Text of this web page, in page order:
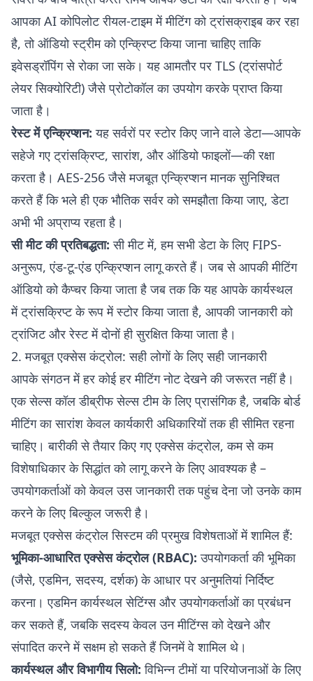
आपका AI कोपिलोट रीयल-टाइम में मीटिंग को ट्रांसक्राइब कर रहा
है, तो ऑडियो स्ट्रीम को एन्क्रिप्ट किया जाना चाहिए ताकि
इवेसड्रॉपिंग से रोका जा सके। यह आमतौर पर TLS (ट्रांसपोर्ट
लेयर सिक्योरिटी) जैसे प्रोटोकॉल का उपयोग करके प्राप्त किया
जाता है।
रेस्ट में एन्क्रिप्शन: यह सर्वरों पर स्टोर किए जाने वाले डेटा—आपके
सहेजे गए ट्रांसक्रिप्ट, सारांश, और ऑडियो फाइलों—की रक्षा
करता है। AES-256 जैसे मजबूत एन्क्रिप्शन मानक सुनिश्चित
करते हैं कि भले ही एक भौतिक सर्वर को समझौता किया जाए, डेटा
अभी भी अप्राप्य रहता है।
सी मीट की प्रतिबद्धता: सी मीट में, हम सभी डेटा के लिए FIPS-
अनुरूप, एंड-टू-एंड एन्क्रिप्शन लागू करते हैं। जब से आपकी मीटिंग
ऑडियो को कैप्चर किया जाता है जब तक कि यह आपके कार्यस्थल
में ट्रांसक्रिप्ट के रूप में स्टोर किया जाता है, आपकी जानकारी को
ट्रांजिट और रेस्ट में दोनों ही सुरक्षित किया जाता है।
2. मजबूत एक्सेस कंट्रोल: सही लोगों के लिए सही जानकारी
आपके संगठन में हर कोई हर मीटिंग नोट देखने की जरूरत नहीं है।
एक सेल्स कॉल डीब्रीफ सेल्स टीम के लिए प्रासंगिक है, जबकि बोर्ड
मीटिंग का सारांश केवल कार्यकारी अधिकारियों तक ही सीमित रहना
चाहिए। बारीकी से तैयार किए गए एक्सेस कंट्रोल, कम से कम
विशेषाधिकार के सिद्धांत को लागू करने के लिए आवश्यक है –
उपयोगकर्ताओं को केवल उस जानकारी तक पहुंच देना जो उनके काम
करने के लिए बिल्कुल जरूरी है।
मजबूत एक्सेस कंट्रोल सिस्टम की प्रमुख विशेषताओं में शामिल हैं:
भूमिका-आधारित एक्सेस कंट्रोल (RBAC): उपयोगकर्ता की भूमिका
(जैसे, एडमिन, सदस्य, दर्शक) के आधार पर अनुमतियां निर्दिष्ट
करना। एडमिन कार्यस्थल सेटिंग्स और उपयोगकर्ताओं का प्रबंधन
कर सकते हैं, जबकि सदस्य केवल उन मीटिंग्स को देखने और
संपादित करने में सक्षम हो सकते हैं जिनमें वे शामिल थे।
कार्यस्थल और विभागीय सिलो: विभिन्न टीमों या परियोजनाओं के लिए